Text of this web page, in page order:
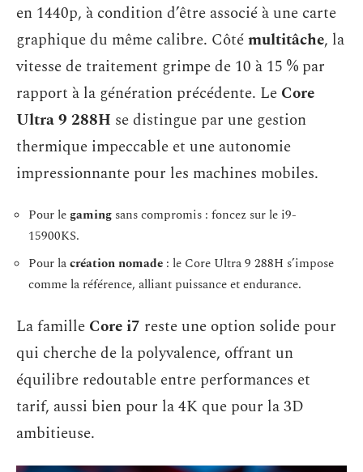
en 1440p, à condition d’être associé à une carte
graphique du même calibre. Côtémultitâche, la
vitesse de traitement grimpe de 10 à 15 % par
rapport à la génération précédente. Le Core
Ultra 9 288H se distingue par une gestion
thermique impeccable et une autonomie
impressionnante pour les machines mobiles.
Pour le gaming sans compromis : foncez sur le i9-
15900KS.
Pour lacréation nomade : le Core Ultra 9 288H s’impose
comme la référence, alliant puissance et endurance.
La famille Core i7 reste une option solide pour
qui cherche de la polyvalence, offrant un
équilibre redoutable entre performances et
tarif, aussi bien pour la 4K que pour la 3D
ambitieuse.